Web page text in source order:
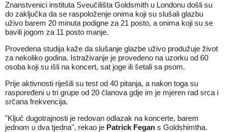
Znanstvenici instituta Sveučilišta Goldsmith u Londonu došli su
do zaključka da se raspoloženje onima koji su slušali glazbu
uživo barem 20 minuta podigne za 21 posto, a onima koji su se
bavili jogom za 11 posto manje.
Provedena studija kaže da slušanje glazbe uživo produžuje život
za nekoliko godina. Istraživanje je provedeno na uzorku od 60
osoba koji su išli na koncert, sat joge ili šetali sa psom.
Prije aktivnosti riješili su test od 40 pitanja, a nakon toga su
raspoređeni u tri grupe od 20 članova gdje im je mjeren rad srca i
srčana frekvencija.
"Ključ dugotrajnosti je redovan odlazak na koncerte, barem
jednom u dva tjedna", rekao je Patrick Fegan s Goldshimtha.